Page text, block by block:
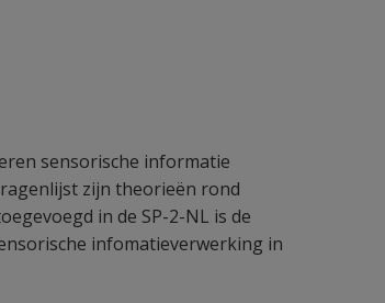
sensorische informatie
zijn theorieën rond
in de SP-2-NL is de
infomatieverwerking in